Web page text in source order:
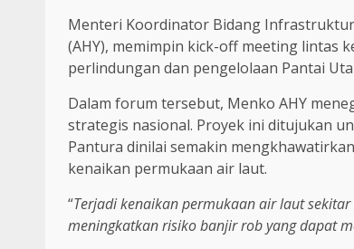
Menteri Koordinator Bidang
(AHY), memimpin kick-off meeting lintas
perlindungan dan pengelolaan Pantai
Dalam forum tersebut, Menko AHY
strategis nasional. Proyek ini ditujukan
Pantura dinilai semakin
kenaikan permukaan air laut.
“Terjadi kenaikan permukaan air laut
meningkatkan risiko banjir rob yang dapat